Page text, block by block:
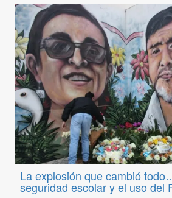
La explosión que cambió
seguridad escolar y el uso del